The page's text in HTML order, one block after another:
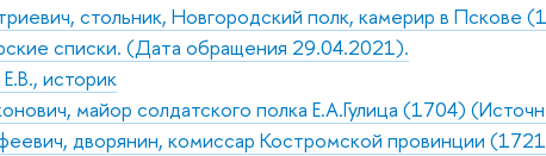
стольник, Новгородский полк, камерир в
списки. (Дата обращения 29.04.2021).
историк
майор солдатского полка Е.А.Гулица (1704)
дворянин, комиссар Костромской провинции